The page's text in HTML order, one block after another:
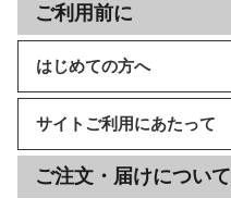
ご利用前に
はじめての方へ
サイトご利用にあたって
ご注文・届けについて